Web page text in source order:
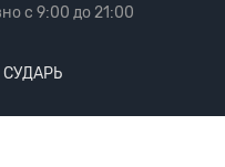
с 9:00 до 21:00
СУДАРЬ